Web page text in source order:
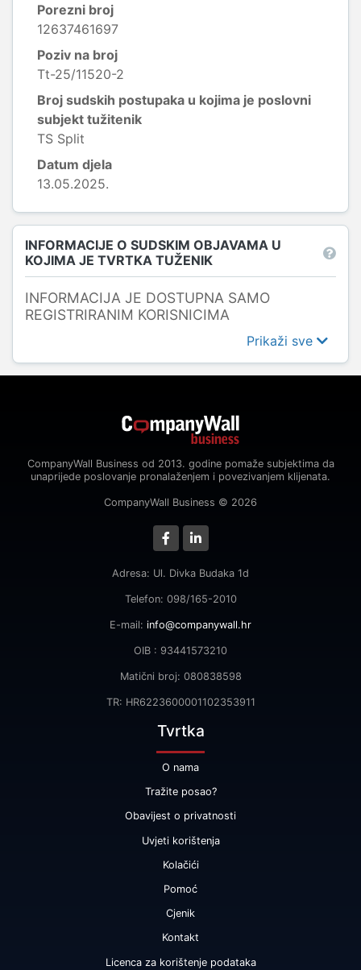
Porezni broj
12637461697
Poziv na broj
Tt-25/11520-2
Broj sudskih postupaka u kojima je poslovni
subjekt tužitenik
TS Split
Datum djela
13.05.2025.
INFORMACIJE O SUDSKIM OBJAVAMA U
KOJIMA JE TVRTKA TUŽENIK
INFORMACIJA JE DOSTUPNA SAMO
REGISTRIRANIM KORISNICIMA
Prikaži sve
CompanyWall Business od 2013. godine pomaže subjektima da
unaprijede poslovanje pronalaženjem i povezivanjem klijenata.
CompanyWall Business © 2026
Adresa: Ul. Divka Budaka 1d
Telefon: 098/165-2010
E-mail: info@companywall.hr
OIB : 93441573210
Matični broj: 080838598
TR: HR6223600001102353911
Tvrtka
O nama
Tražite posao?
Obavijest o privatnosti
Uvjeti korištenja
Kolačići
Pomoć
Cjenik
Kontakt
Licenca za korištenje podataka